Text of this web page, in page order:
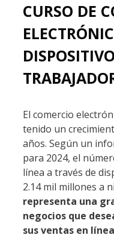
CURSO DE
El comercio
tenido un
años. Según un
para 2024, el
línea a través de
2.14 mil millones a
representa una
negocios que
sus ventas en